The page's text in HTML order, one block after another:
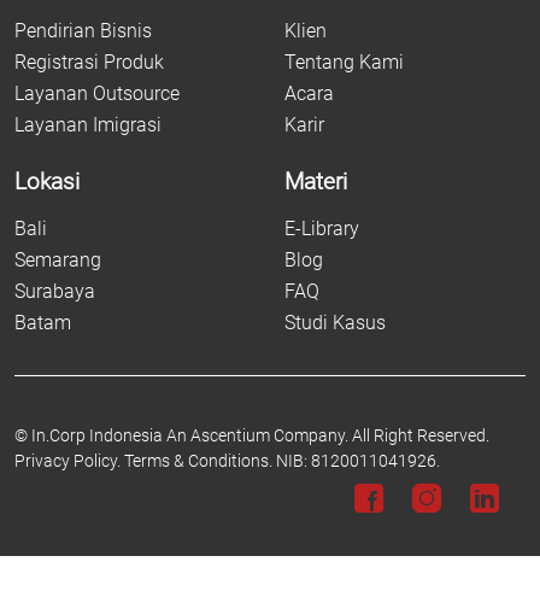
Pendirian Bisnis
Registrasi Produk
Layanan Outsource
Layanan Imigrasi
Klien
Tentang Kami
Acara
Karir
Lokasi
Bali
Semarang
Surabaya
Batam
Materi
E-Library
Blog
FAQ
Studi Kasus
© In.Corp Indonesia An Ascentium Company. All Right Reserved.
Privacy Policy. Terms & Conditions. NIB: 8120011041926.